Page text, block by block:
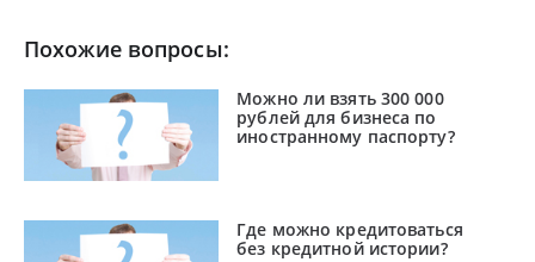
Похожие вопросы:
Можно ли взять 300 000
рублей для бизнеса по
иностранному паспорту?
Где можно кредитоваться
без кредитной истории?